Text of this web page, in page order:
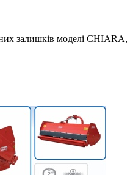
залишків моделі CHIARA,